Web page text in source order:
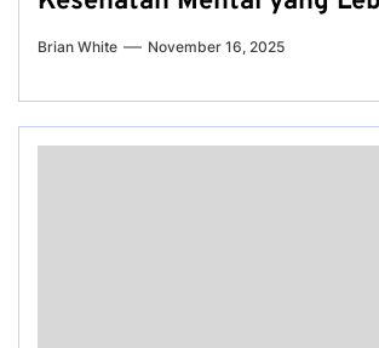
Brian White November 16, 2025